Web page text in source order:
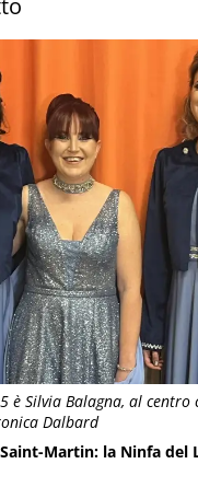
è Silvia Balagna, al centro
Dalbard
Martin: la Ninfa del